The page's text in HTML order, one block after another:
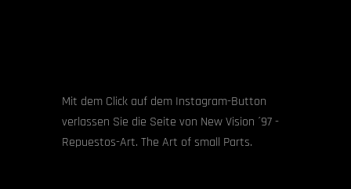
Mit dem Click auf dem Instagram-Button
verlassen Sie die Seite von New Vision ´97 -
Repuestos-Art. The Art of small Parts.